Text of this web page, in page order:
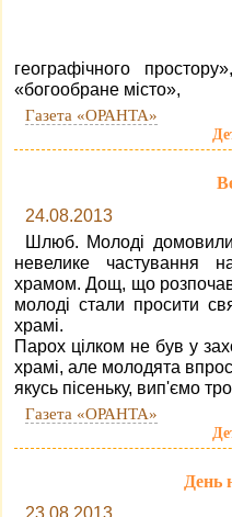
географічного
«богообране місто»,
Газета «ОРАНТА»
24.08.2013
Шлюб. Молоді
невелике частування
храмом. Дощ, що
молоді стали просити
храмі.
Парох цілком не був у
храмі, але молодята
якусь пісеньку, вип'ємо
Газета «ОРАНТА»
День
23.08.2013